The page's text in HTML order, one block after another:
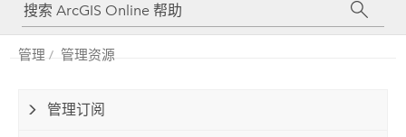
共享
管理数据
管理
管理 管理资源
管理订阅